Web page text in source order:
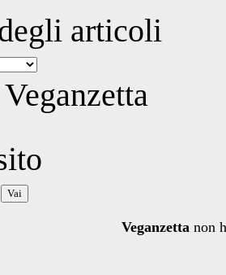
articoli
Veganzetta non